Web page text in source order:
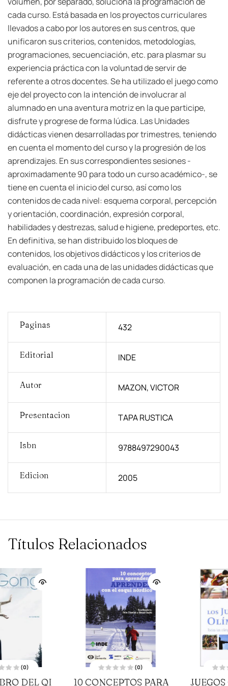
cada curso. Está basada en los proyectos curriculares
llevados a cabo por los autores en sus centros, que
unificaron sus criterios, contenidos, metodologías,
programaciones, secuenciación, etc. para plasmar su
experiencia práctica con la voluntad de servir de
referente a otros docentes. Se ha utilizado el juego como
eje del proyecto con la intención de involucrar al
alumnado en una aventura motriz en la que participe,
disfrute y progrese de forma lúdica. Las Unidades
didácticas vienen desarrolladas por trimestres, teniendo
en cuenta el momento del curso y la progresión de los
aprendizajes. En sus correspondientes sesiones -
aproximadamente 90 para todo un curso académico-, se
tiene en cuenta el inicio del curso, así como los
contenidos de cada nivel: esquema corporal, percepción
y orientación, coordinación, expresión corporal,
habilidades y destrezas, salud e higiene, predeportes, etc.
En definitiva, se han distribuido los bloques de
contenidos, los objetivos didácticos y los criterios de
evaluación, en cada una de las unidades didácticas que
componen la programación de cada curso.
Paginas 432
Editorial INDE
Autor MAZON, VICTOR
Presentacion TAPA RUSTICA
Isbn 9788497290043
Edicion 2005
Títulos Relacionados
a
JUEGOS OLIMPICOS
a
AEROBIC EN LAS